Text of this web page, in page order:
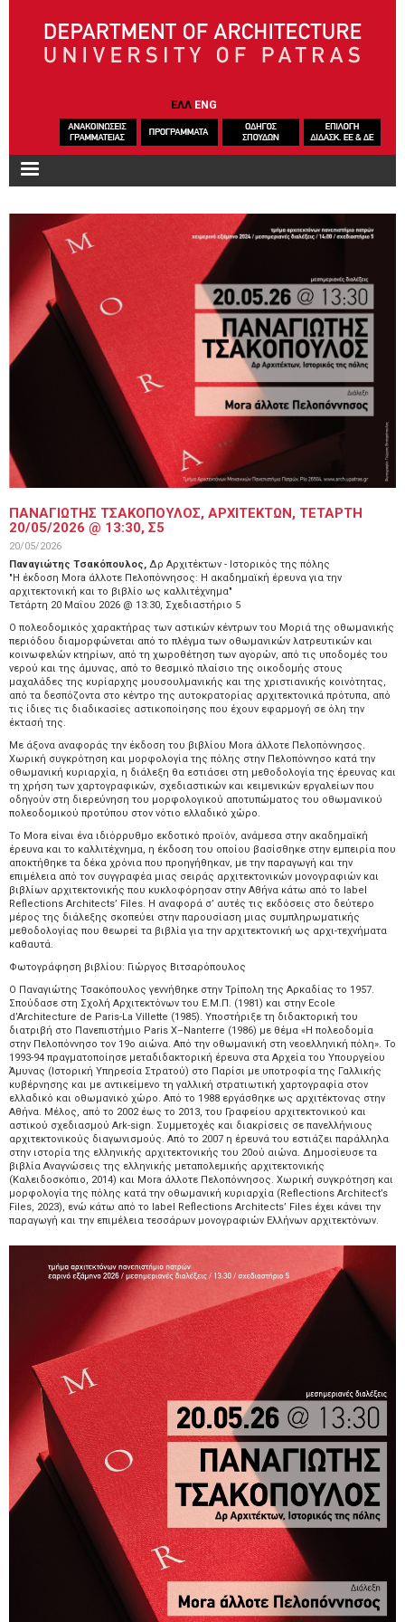
ΕΛΛ ENG
ΠΑΝΑΓΙΩΤΗΣ ΤΣΑΚΟΠΟΥΛΟΣ, ΑΡΧΙΤΕΚΤΩΝ, ΤΕΤΑΡΤΗ
20/05/2026 @ 13:30, Σ5
20/05/2026
Παναγιώτης Τσακόπουλος, Δρ Αρχιτέκτων - Iστορικός της πόλης
"Η έκδοση Mora άλλοτε Πελοπόννησος: Η ακαδημαϊκή έρευνα για την
αρχιτεκτονική και το βιβλίο ως καλλιτέχνημα"
Τετάρτη 20 Μαΐου 2026 @ 13:30, Σχεδιαστήριο 5
Ο πολεοδομικός χαρακτήρας των αστικών κέντρων του Μοριά της οθωμανικής
περιόδου διαμορφώνεται από το πλέγμα των οθωμανικών λατρευτικών και
κοινωφελών κτηρίων, από τη χωροθέτηση των αγορών, από τις υποδομές του
νερού και της άμυνας, από το θεσμικό πλαίσιο της οικοδομής στους
μαχαλάδες της κυρίαρχης μουσουλμανικής και της χριστιανικής κοινότητας,
από τα δεσπόζοντα στο κέντρο της αυτοκρατορίας αρχιτεκτονικά πρότυπα, από
τις ίδιες τις διαδικασίες αστικοποίησης που έχουν εφαρμογή σε όλη την
έκτασή της.
Με άξονα αναφοράς την έκδοση του βιβλίου Mora άλλοτε Πελοπόννησος.
Χωρική συγκρότηση και μορφολογία της πόλης στην Πελοπόννησο κατά την
οθωμανική κυριαρχία, η διάλεξη θα εστιάσει στη μεθοδολογία της έρευνας και
τη χρήση των χαρτογραφικών, σχεδιαστικών και κειμενικών εργαλείων που
οδηγούν στη διερεύνηση του μορφολογικού αποτυπώματος του οθωμανικού
πολεοδομικού προτύπου στον νότιο ελλαδικό χώρο.
Το Mora είναι ένα ιδιόρρυθμο εκδοτικό προϊόν, ανάμεσα στην ακαδημαϊκή
έρευνα και το καλλιτέχνημα, η έκδοση του οποίου βασίσθηκε στην εμπειρία που
αποκτήθηκε τα δέκα χρόνια που προηγήθηκαν, με την παραγωγή και την
επιμέλεια από τον συγγραφέα μιας σειράς αρχιτεκτονικών μονογραφιών και
βιβλίων αρχιτεκτονικής που κυκλοφόρησαν στην Αθήνα κάτω από το label
Reflections Architects’ Files. Η αναφορά σ’ αυτές τις εκδόσεις στο δεύτερο
μέρος της διάλεξης σκοπεύει στην παρουσίαση μιας συμπληρωματικής
μεθοδολογίας που θεωρεί τα βιβλία για την αρχιτεκτονική ως αρχι-τεχνήματα
καθαυτά.
Φωτογράφηση βιβλίου: Γιώργος Βιτσαρόπουλος
Ο Παναγιώτης Τσακόπουλος γεννήθηκε στην Τρίπολη της Αρκαδίας το 1957.
Σπούδασε στη Σχολή Αρχιτεκτόνων του Ε.Μ.Π. (1981) και στην Ecole
d’Architecture de Paris-La Villette (1985). Υποστήριξε τη διδακτορική του
διατριβή στο Πανεπιστήμιο Paris X–Nanterre (1986) με θέμα «Η πολεοδομία
στην Πελοπόννησο τον 19ο αιώνα. Από την οθωμανική στη νεοελληνική πόλη». Το
1993-94 πραγματοποίησε μεταδιδακτορική έρευνα στα Aρχεία του Υπουργείου
Άμυνας (Ιστορική Υπηρεσία Στρατού) στο Παρίσι με υποτροφία της Γαλλικής
κυβέρνησης και με αντικείμενο τη γαλλική στρατιωτική χαρτογραφία στον
ελλαδικό και οθωμανικό χώρο. Από το 1988 εργάσθηκε ως αρχιτέκτονας στην
Αθήνα. Μέλος, από το 2002 έως το 2013, του Γραφείου αρχιτεκτονικού και
αστικού σχεδιασμού Ark-sign. Συμμετοχές και διακρίσεις σε πανελλήνιους
αρχιτεκτονικούς διαγωνισμούς. Από το 2007 η έρευνά του εστιάζει παράλληλα
στην ιστορία της ελληνικής αρχιτεκτονικής του 20ού αιώνα. Δημοσίευσε τα
βιβλία Αναγνώσεις της ελληνικής μεταπολεμικής αρχιτεκτονικής
(Καλειδοσκόπιο, 2014) και Mora άλλοτε Πελοπόννησος. Χωρική συγκρότηση και
μορφολογία της πόλης κατά την οθωμανική κυριαρχία (Reflections Architect’s
Files, 2023), ενώ κάτω από το label Reflections Architects’ Files έχει κάνει την
παραγωγή και την επιμέλεια τεσσάρων μονογραφιών Ελλήνων αρχιτεκτόνων.